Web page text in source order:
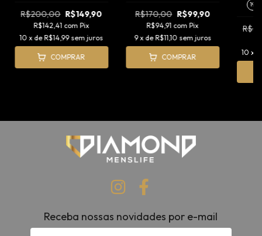
R$200,00 R$149,90
R$142,41 com Pix
10 x de R$14,99 sem juros
COMPRAR
R$170,00 R$99,90
R$94,91 com Pix
9 x de R$11,10 sem juros
COMPRAR
10 x
Receba nossas novidades por e-mail